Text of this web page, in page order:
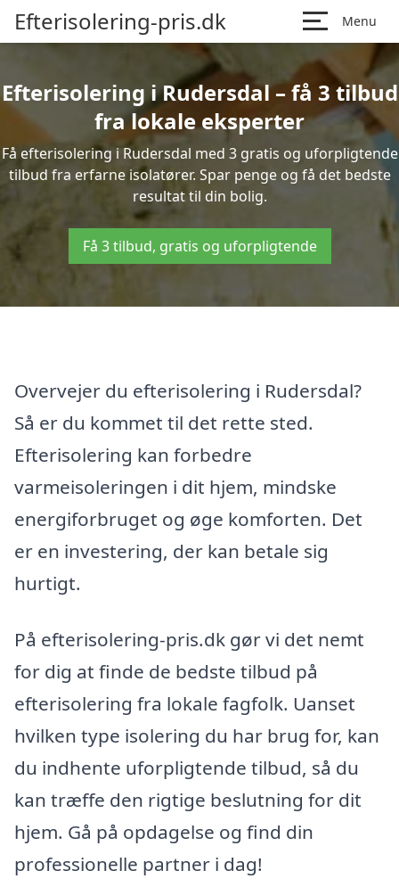
Efterisolering-pris.dk Menu
Efterisolering i Rudersdal – få 3 tilbud
fra lokale eksperter
Få efterisolering i Rudersdal med 3 gratis og uforpligtende
tilbud fra erfarne isolatører. Spar penge og få det bedste
resultat til din bolig.
Få 3 tilbud, gratis og uforpligtende
Overvejer du efterisolering i Rudersdal?
Så er du kommet til det rette sted.
Efterisolering kan forbedre
varmeisoleringen i dit hjem, mindske
energiforbruget og øge komforten. Det
er en investering, der kan betale sig
hurtigt.
På efterisolering-pris.dk gør vi det nemt
for dig at finde de bedste tilbud på
efterisolering fra lokale fagfolk. Uanset
hvilken type isolering du har brug for, kan
du indhente uforpligtende tilbud, så du
kan træffe den rigtige beslutning for dit
hjem. Gå på opdagelse og find din
professionelle partner i dag!